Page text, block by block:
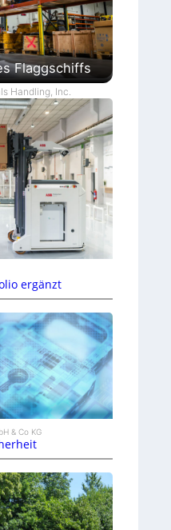
Flaggschiffs
Handling, Inc.
ergänzt
& Co KG